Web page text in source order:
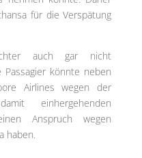
für die Verspätung
auch gar nicht
könnte neben
Airlines wegen der
einhergehenden
Anspruch wegen
haben.